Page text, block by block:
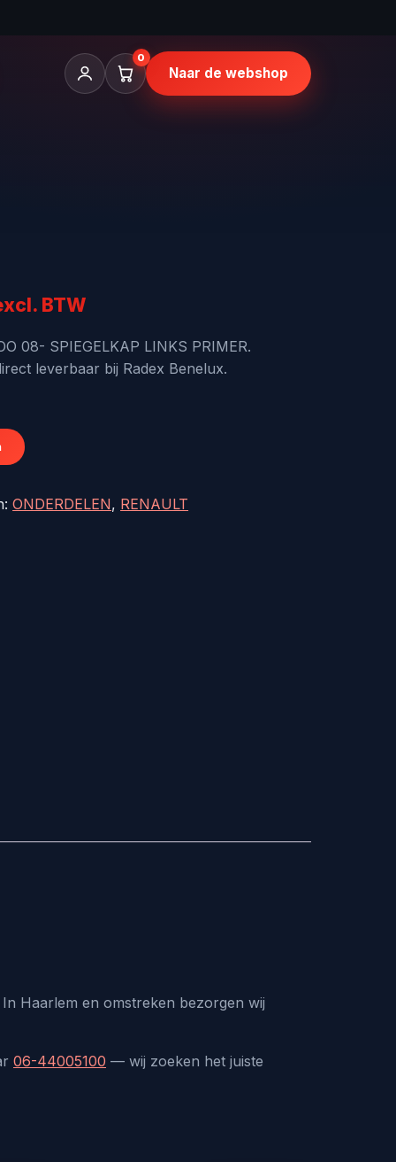
0
Naar de webshop
BTW
08- SPIEGELKAP LINKS PRIMER.
leverbaar bij Radex Benelux.
ONDERDELEN, RENAULT
Haarlem en omstreken bezorgen wij
06-44005100 — wij zoeken het juiste